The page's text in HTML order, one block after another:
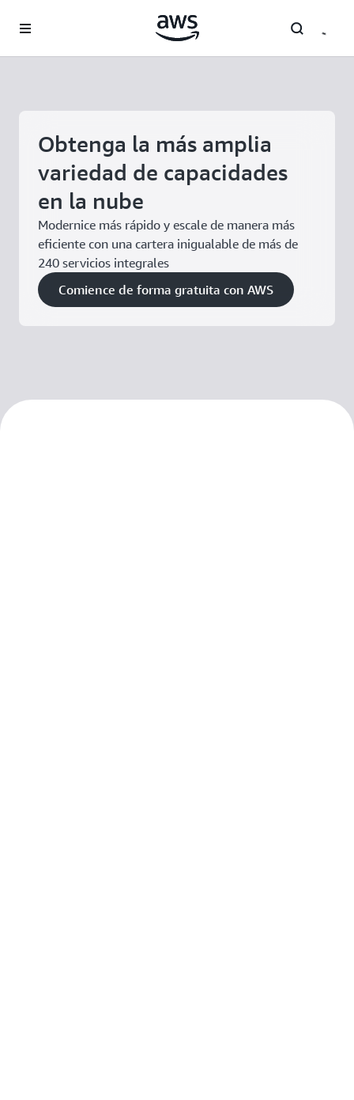
Obtenga la más amplia
variedad de capacidades
en la nube
Modernice más rápido y escale de manera más
eficiente con una cartera inigualable de más de
240 servicios integrales
Comience de forma gratuita con AWS